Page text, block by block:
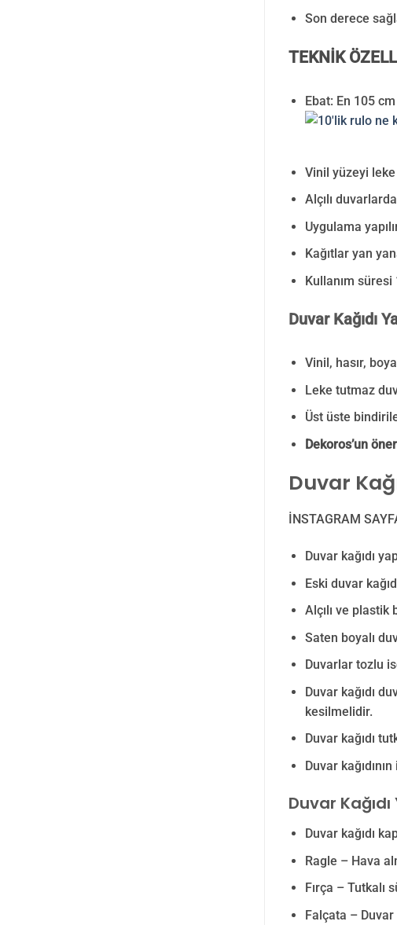
Son derece
TEKNİK
Ebat: En 105
Vinil yüzeyi
Alçılı
Uygulama
Kağıtlar yan
Kullanım süresi
Duvar Kağıdı
Vinil, hasır,
Leke tutmaz
Üst üste
Dekoros’un
Duvar
İNSTAGRAM
Duvar kağıdı
Eski duvar
Alçılı ve plastik
Saten boyalı
Duvarlar tozlu
Duvar kağıdı
kesilmelidir.
Duvar kağıdı
Duvar
Duvar
Duvar kağıdı
Ragle – Hava
Fırça – Tutkalı
Falçata – Duvar